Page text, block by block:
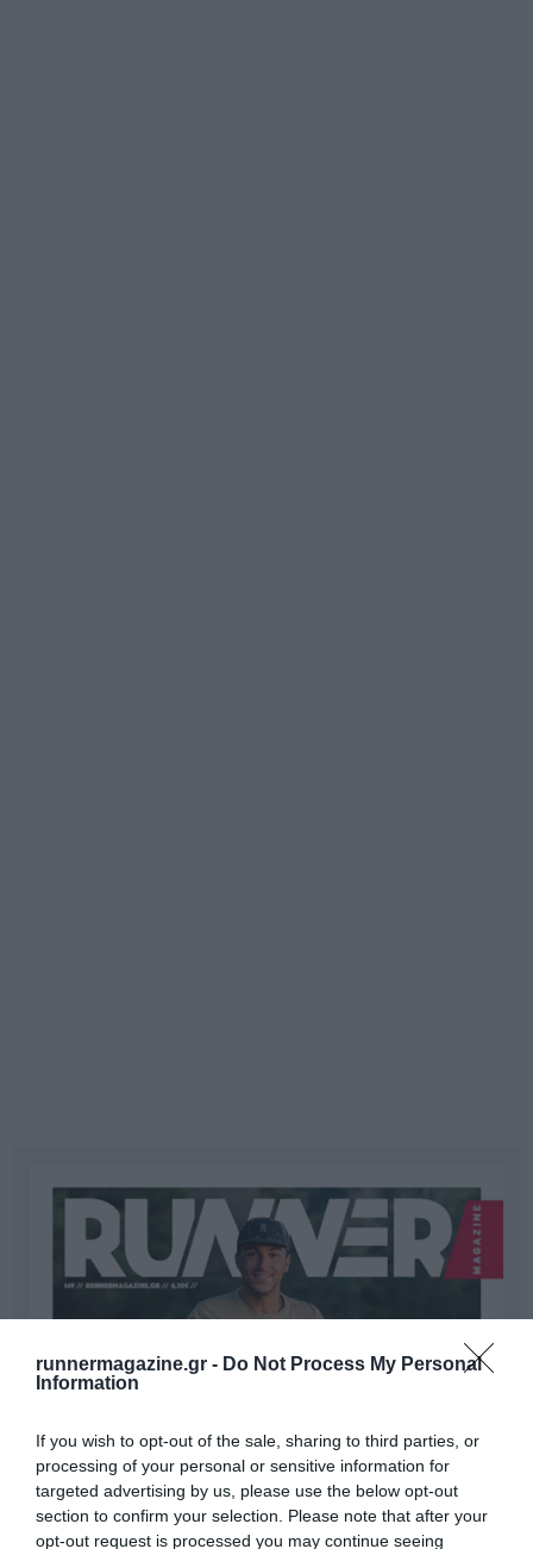
runnermagazine.gr - Do Not Process My Personal
Information
If you wish to opt-out of the sale, sharing to third parties, or
processing of your personal or sensitive information for
targeted advertising by us, please use the below opt-out
section to confirm your selection. Please note that after your
opt-out request is processed you may continue seeing